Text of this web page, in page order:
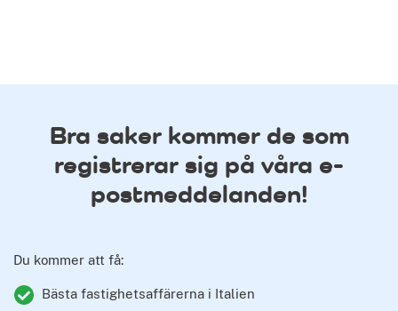
Bra saker kommer de som
registrerar sig på våra e-
postmeddelanden!
Du kommer att få:
Bästa fastighetsaffärerna i Italien